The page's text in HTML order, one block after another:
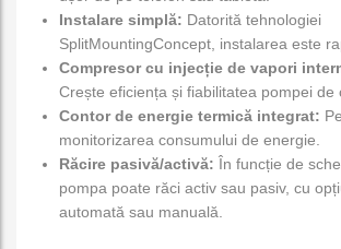
Instalare simplă: Datorită tehnologiei
SplitMountingConcept, instalarea este
Compresor cu injecție de vapori
Crește eficiența și fiabilitatea pompei de
Contor de energie termică integrat:
monitorizarea consumului de energie.
Răcire pasivă/activă: În funcție de
pompa poate răci activ sau pasiv, cu
automată sau manuală.